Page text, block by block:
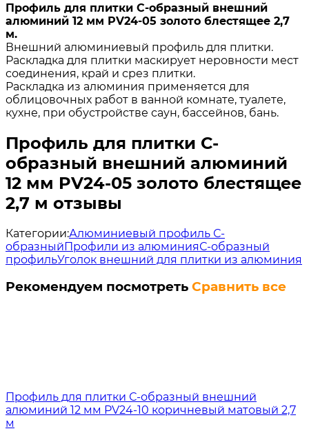
Профиль для плитки С-образный внешний
алюминий 12 мм PV24-05 золото блестящее 2,7
м.
Внешний алюминиевый профиль для плитки.
Раскладка для плитки маскирует неровности мест
соединения, край и срез плитки.
Раскладка из алюминия применяется для
облицовочных работ в ванной комнате, туалете,
кухне, при обустройстве саун, бассейнов, бань.
Профиль для плитки С-
образный внешний алюминий
12 мм PV24-05 золото блестящее
2,7 м отзывы
Категории:Алюминиевый профиль С-
образныйПрофили из алюминияС-образный
профильУголок внешний для плитки из алюминия
Рекомендуем посмотреть Сравнить все
Профиль для плитки С-образный внешний
алюминий 12 мм PV24-10 коричневый матовый 2,7
м